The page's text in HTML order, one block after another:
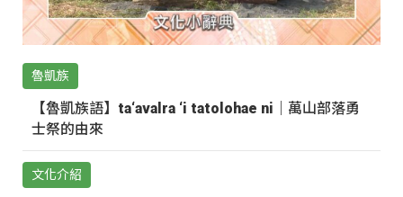
魯凱族
【魯凱族語】ta‘avalra ‘i tatolohae ni｜萬山部落勇
士祭的由來
文化介紹